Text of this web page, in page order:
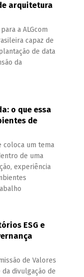
arquitetura
a ALGcom
capaz de
de data
da
o que essa
de
coloca um tema
de uma
experiência
ESG e
de Valores
divulgação de